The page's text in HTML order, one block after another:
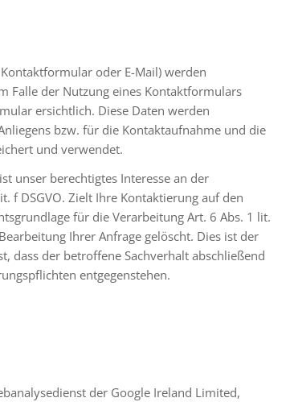
oder E-Mail) werden
Falle der Nutzung eines Kontaktformulars
ersichtlich. Diese Daten werden
bzw. für die Kontaktaufnahme und die
und verwendet.
unser berechtigtes Interesse an der
f DSGVO. Zielt Ihre Kontaktierung auf den
für die Verarbeitung Art. 6 Abs. 1 lit.
Ihrer Anfrage gelöscht. Dies ist der
dass der betroffene Sachverhalt abschließend
entgegenstehen.
der Google Ireland Limited,